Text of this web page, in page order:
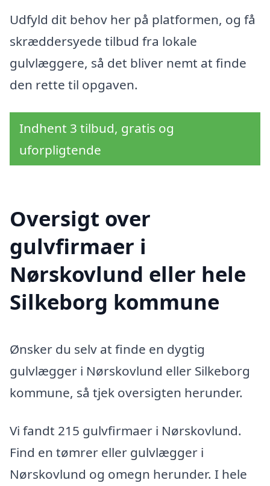
Udfyld dit behov her på platformen, og få
skræddersyede tilbud fra lokale
gulvlæggere, så det bliver nemt at finde
den rette til opgaven.
Indhent 3 tilbud, gratis og
uforpligtende
Oversigt over
gulvfirmaer i
Nørskovlund eller hele
Silkeborg kommune
Ønsker du selv at finde en dygtig
gulvlægger i Nørskovlund eller Silkeborg
kommune, så tjek oversigten herunder.
Vi fandt 215 gulvfirmaer i Nørskovlund.
Find en tømrer eller gulvlægger i
Nørskovlund og omegn herunder. I hele